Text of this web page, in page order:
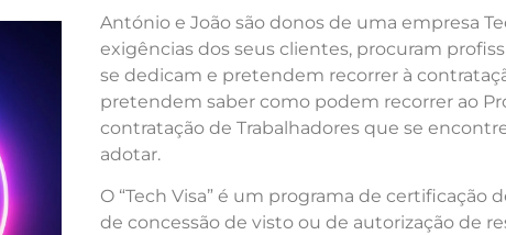
António e João são donos de uma empresa
exigências dos seus clientes, procuram
se dedicam e pretendem recorrer à
pretendem saber como podem recorrer ao
contratação de Trabalhadores que se
adotar.
O “Tech Visa” é um programa de certificação
de concessão de visto ou de autorização de